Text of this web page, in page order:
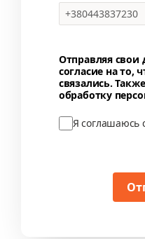
Отправляя свои
согласие на то,
связались.
обработку
Я соглашаюсь